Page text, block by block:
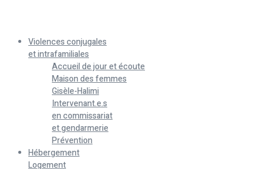
Violences conjugales
et intrafamiliales
Accueil de jour et écoute
Maison des femmes
Gisèle-Halimi
Intervenant.e.s
en commissariat
et gendarmerie
Prévention
Hébergement
Logement